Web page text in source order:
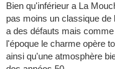
Bien qu'inférieur a La
pas moins un classique
a des défauts mais
l'époque le charme opère
ainsi qu'une atmosphère